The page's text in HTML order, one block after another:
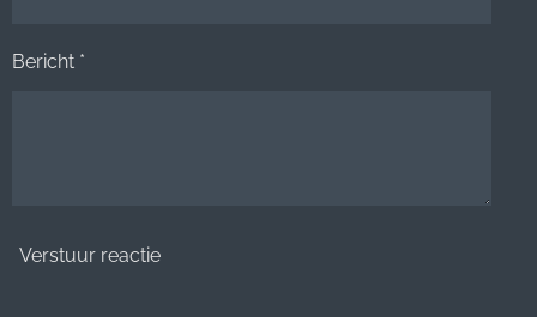
Bericht *
Verstuur reactie